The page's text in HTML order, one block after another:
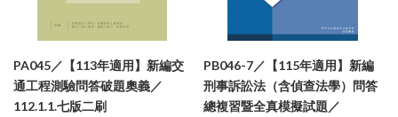
PA045／【113年適用】新編交
通工程測驗問答破題奧義／
112.1.1.七版二刷
PB046-7／【115年適用】新編
刑事訴訟法（含偵查法學）問答
總複習暨全真模擬試題／